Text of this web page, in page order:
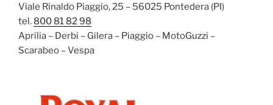
Viale Rinaldo Piaggio, 25 – 56025 Pontedera (PI)
tel. 800 81 82 98
Aprilia – Derbi – Gilera – Piaggio – MotoGuzzi –
Scarabeo – Vespa